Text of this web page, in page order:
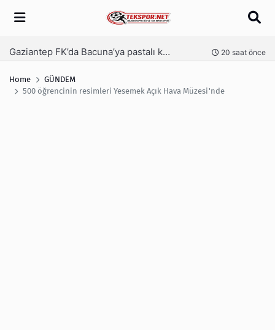
Arama
Gaziantep FK’da Bacuna’ya pastalı karşılama 20 saat önce
Home
GÜNDEM
500 öğrencinin resimleri Yesemek Açık Hava Müzesi'nde